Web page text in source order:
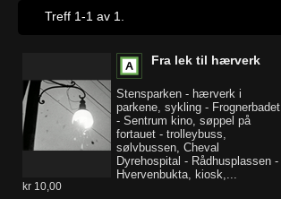
Treff 1-1 av 1.
Fra lek til hærverk
Stensparken - hærverk i
parkene, sykling - Frognerbadet
- Sentrum kino, søppel på
fortauet - trolleybuss,
sølvbussen, Cheval
Dyrehospital - Rådhusplassen -
Hvervenbukta, kiosk,...
kr 10,00